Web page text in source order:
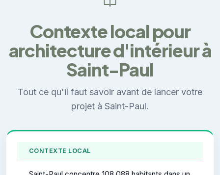
Contexte local pour
architecture d'intérieur à
Saint-Paul
Tout ce qu'il faut savoir avant de lancer votre
projet à Saint-Paul.
CONTEXTE LOCAL